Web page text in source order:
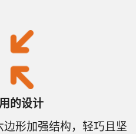
的设计
形加强结构，轻巧且坚